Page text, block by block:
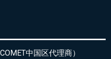
中国区代理商）